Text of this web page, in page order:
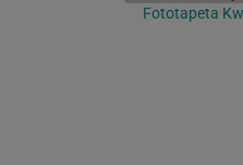
Fototapeta